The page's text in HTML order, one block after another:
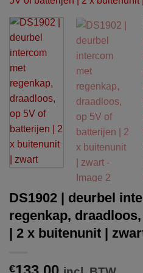
DS1902 | deurbel
regenkap,
| 2 x buitenunit |
€